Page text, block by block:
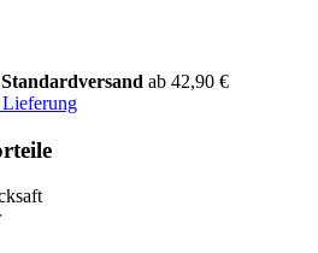
ab 42,90 €